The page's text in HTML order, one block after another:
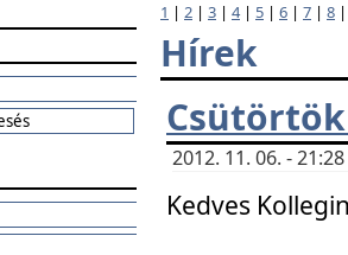
1 | 2 | 3 | 4| 5 | 6 | 7 | 8
Hírek
2012. 11. 06. -
Kedves